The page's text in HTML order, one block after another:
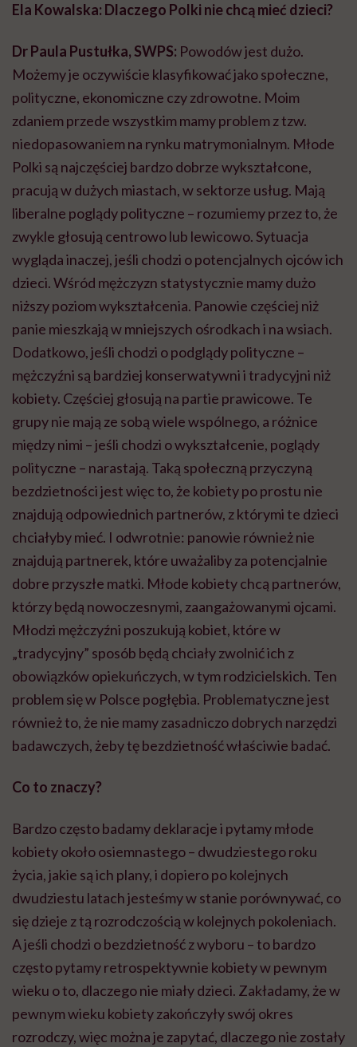
Ela Kowalska: Dlaczego Polki nie chcą mieć dzieci?
Dr Paula Pustułka, SWPS: Powodów jest dużo.
Możemy je oczywiście klasyfikować jako społeczne,
polityczne, ekonomiczne czy zdrowotne. Moim
zdaniem przede wszystkim mamy problem z tzw.
niedopasowaniem na rynku matrymonialnym. Młode
Polki są najczęściej bardzo dobrze wykształcone,
pracują w dużych miastach, w sektorze usług. Mają
liberalne poglądy polityczne – rozumiemy przez to, że
zwykle głosują centrowo lub lewicowo. Sytuacja
wygląda inaczej, jeśli chodzi o potencjalnych ojców ich
dzieci. Wśród mężczyzn statystycznie mamy dużo
niższy poziom wykształcenia. Panowie częściej niż
panie mieszkają w mniejszych ośrodkach i na wsiach.
Dodatkowo, jeśli chodzi o podglądy polityczne –
mężczyźni są bardziej konserwatywni i tradycyjni niż
kobiety. Częściej głosują na partie prawicowe. Te
grupy nie mają ze sobą wiele wspólnego, a różnice
między nimi – jeśli chodzi o wykształcenie, poglądy
polityczne – narastają. Taką społeczną przyczyną
bezdzietności jest więc to, że kobiety po prostu nie
znajdują odpowiednich partnerów, z którymi te dzieci
chciałyby mieć. I odwrotnie: panowie również nie
znajdują partnerek, które uważaliby za potencjalnie
dobre przyszłe matki. Młode kobiety chcą partnerów,
którzy będą nowoczesnymi, zaangażowanymi ojcami.
Młodzi mężczyźni poszukują kobiet, które w
„tradycyjny” sposób będą chciały zwolnić ich z
obowiązków opiekuńczych, w tym rodzicielskich. Ten
problem się w Polsce pogłębia. Problematyczne jest
również to, że nie mamy zasadniczo dobrych narzędzi
badawczych, żeby tę bezdzietność właściwie badać.
Co to znaczy?
Bardzo często badamy deklaracje i pytamy młode
kobiety około osiemnastego – dwudziestego roku
życia, jakie są ich plany, i dopiero po kolejnych
dwudziestu latach jesteśmy w stanie porównywać, co
się dzieje z tą rozrodczością w kolejnych pokoleniach.
A jeśli chodzi o bezdzietność z wyboru – to bardzo
często pytamy retrospektywnie kobiety w pewnym
wieku o to, dlaczego nie miały dzieci. Zakładamy, że w
pewnym wieku kobiety zakończyły swój okres
rozrodczy, więc można je zapytać, dlaczego nie zostały